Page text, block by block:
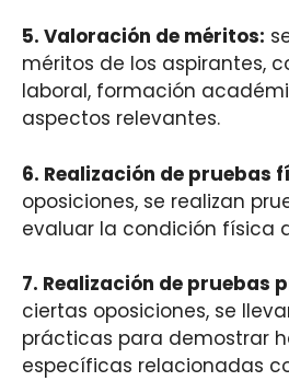
5. Valoración de méritos:
méritos de los aspirantes,
laboral, formación
aspectos relevantes.
6. Realización de pruebas
oposiciones, se realizan
evaluar la condición física
7. Realización de pruebas
ciertas oposiciones, se
prácticas para demostrar
específicas relacionadas